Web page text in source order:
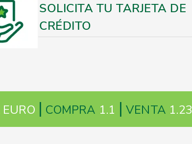
SOLICITA TU TARJETA DE
CRÉDITO
EURO | COMPRA 1.1 | VENTA 1.23